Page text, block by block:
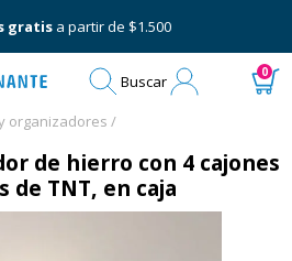
gratisa partir de $1.500
Buscar 0
organizadores /
de hierro con 4 cajones
de TNT, en caja